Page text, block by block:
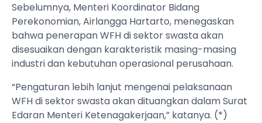
Sebelumnya, Menteri Koordinator Bidang
Perekonomian, Airlangga Hartarto, menegaskan
bahwa penerapan WFH di sektor swasta akan
disesuaikan dengan karakteristik masing-masing
industri dan kebutuhan operasional perusahaan.
“Pengaturan lebih lanjut mengenai pelaksanaan
WFH di sektor swasta akan dituangkan dalam Surat
Edaran Menteri Ketenagakerjaan,” katanya. (*)